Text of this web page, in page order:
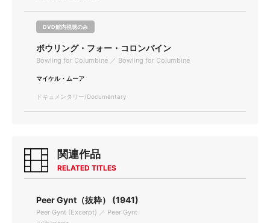
DVD館内視聴のみ
ボウリング・フォー・コロンバイン
Bowling for Columbine ／ Bowling for Columbine
マイケル・ムーア
ドキュメンタリー/Documentary
関連作品
RELATED TITLES
Peer Gynt（抜粋） (1941)
Peer Gynt (Excerpt) ／ Peer Gynt